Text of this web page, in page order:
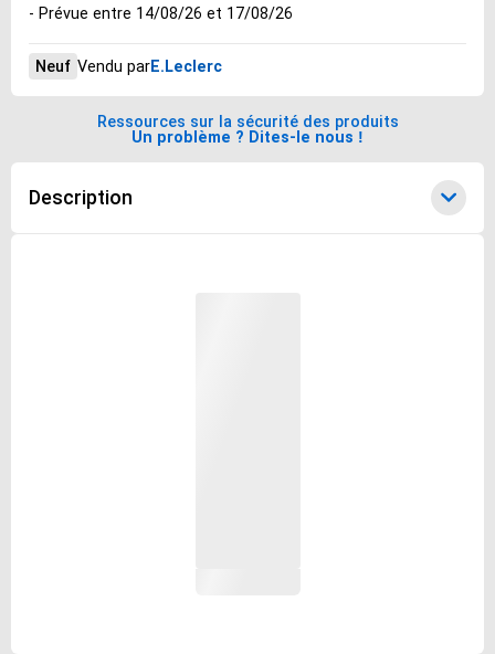
Description
- Prévue entre 14/08/26 et 17/08/26
Neuf Vendu parE.Leclerc
Ressources sur la sécurité des produits
Un problème ? Dites-le nous !